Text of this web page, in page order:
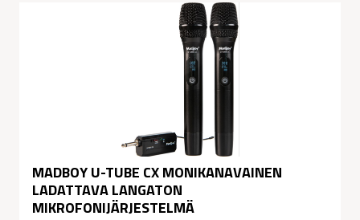
MADBOY U-TUBE CX MONIKANAVAINEN
LADATTAVA LANGATON
MIKROFONIJÄRJESTELMÄ